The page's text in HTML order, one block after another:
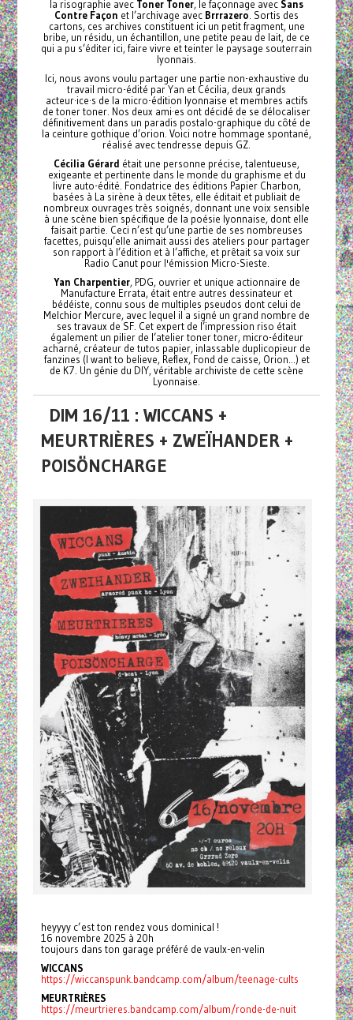
la risographie avec Toner Toner, le façonnage avec Sans
Contre Façon et l’archivage avec Brrrazero. Sortis des
cartons, ces archives constituent ici un petit fragment, une
bribe, un résidu, un échantillon, une petite peau de lait, de ce
qui a pu s’éditer ici, faire vivre et teinter le paysage souterrain
lyonnais.
Ici, nous avons voulu partager une partie non-exhaustive du
travail micro-édité par Yan et Cécilia, deux grands
acteur·ice·s de la micro-édition lyonnaise et membres actifs
de toner toner. Nos deux ami·es ont décidé de se délocaliser
définitivement dans un paradis postalo-graphique du côté de
la ceinture gothique d’orion. Voici notre hommage spontané,
réalisé avec tendresse depuis GZ.
Cécilia Gérard était une personne précise, talentueuse,
exigeante et pertinente dans le monde du graphisme et du
livre auto-édité. Fondatrice des éditions Papier Charbon,
basées à La sirène à deux têtes, elle éditait et publiait de
nombreux ouvrages très soignés, donnant une voix sensible
à une scène bien spécifique de la poésie lyonnaise, dont elle
faisait partie. Ceci n’est qu’une partie de ses nombreuses
facettes, puisqu’elle animait aussi des ateliers pour partager
son rapport à l’édition et à l’affiche, et prêtait sa voix sur
Radio Canut pour l'émission Micro-Sieste.
Yan Charpentier, PDG, ouvrier et unique actionnaire de
Manufacture Errata, était entre autres dessinateur et
bédéiste, connu sous de multiples pseudos dont celui de
Melchior Mercure, avec lequel il a signé un grand nombre de
ses travaux de SF. Cet expert de l’impression riso était
également un pilier de l’atelier toner toner, micro-éditeur
acharné, créateur de tutos papier, inlassable duplicopieur de
fanzines (I want to believe, Reflex, Fond de caisse, Orion...) et
de K7. Un génie du DIY, véritable archiviste de cette scène
Lyonnaise.
DIM 16/11 : WICCANS +
MEURTRIÈRES + ZWEÏHANDER +
POISÖNCHARGE
heyyyy c’est ton rendez vous dominical !
16 novembre 2025 à 20h
toujours dans ton garage préféré de vaulx-en-velin
WICCANS
https://wiccanspunk.bandcamp.com/album/teenage-cults
MEURTRIÈRES
https://meurtrieres.bandcamp.com/album/ronde-de-nuit